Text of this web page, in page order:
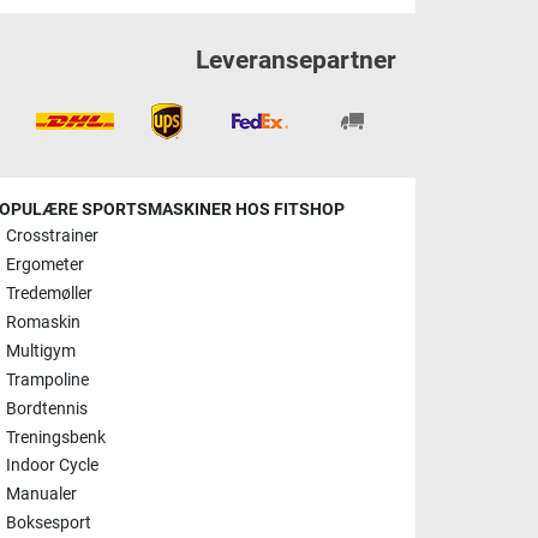
Leveransepartner
SPORTSMASKINER HOS FITSHOP
Crosstrainer
Ergometer
Tredemøller
Romaskin
Multigym
Trampoline
Bordtennis
Treningsbenk
Indoor Cycle
Manualer
Boksesport